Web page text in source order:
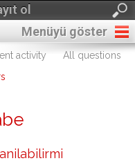
ol
Menüyü göster
activity
All questions